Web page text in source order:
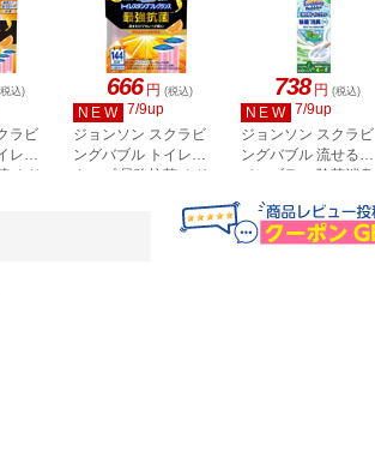
込)
ラビ
レス
クリ
666 円 (税込)
NEW 7/9up
ジョンソン スクラビ
ングバブル トイレス
タンプ 最強抗菌 クリ
738 円 (税込)
NEW 7/9up
ジョンソン スクラビ
ングバブル 流せるト
イレブラシ 除菌消臭
本体+替ブラシ4個入